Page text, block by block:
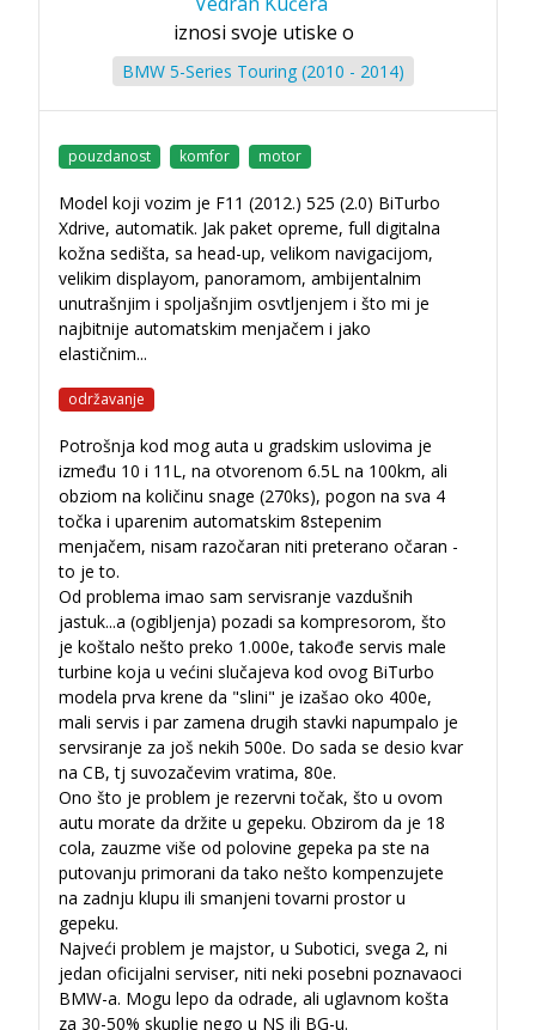
iznosi svoje utiske o
BMW 5-Series Touring (2010 - 2014)
pouzdanost komfor motor
Model koji vozim je F11 (2012.) 525 (2.0) BiTurbo
Xdrive, automatik. Jak paket opreme, full digitalna
kožna sedišta, sa head-up, velikom navigacijom,
velikim displayom, panoramom, ambijentalnim
unutrašnjim i spoljašnjim osvtljenjem i što mi je
najbitnije automatskim menjačem i jako
elastičnim...
održavanje
Potrošnja kod mog auta u gradskim uslovima je
između 10 i 11L, na otvorenom 6.5L na 100km, ali
obziom na količinu snage (270ks), pogon na sva 4
točka i uparenim automatskim 8stepenim
menjačem, nisam razočaran niti preterano očaran -
to je to.
Od problema imao sam servisranje vazdušnih
jastuk...a (ogibljenja) pozadi sa kompresorom, što
je koštalo nešto preko 1.000e, takođe servis male
turbine koja u većini slučajeva kod ovog BiTurbo
modela prva krene da "slini" je izašao oko 400e,
mali servis i par zamena drugih stavki napumpalo je
servsiranje za još nekih 500e. Do sada se desio kvar
na CB, tj suvozačevim vratima, 80e.
Ono što je problem je rezervni točak, što u ovom
autu morate da držite u gepeku. Obzirom da je 18
cola, zauzme više od polovine gepeka pa ste na
putovanju primorani da tako nešto kompenzujete
na zadnju klupu ili smanjeni tovarni prostor u
gepeku.
Najveći problem je majstor, u Subotici, svega 2, ni
jedan oficijalni serviser, niti neki posebni poznavaoci
BMW-a. Mogu lepo da odrade, ali uglavnom košta
za 30-50% skuplje nego u NS ili BG-u.